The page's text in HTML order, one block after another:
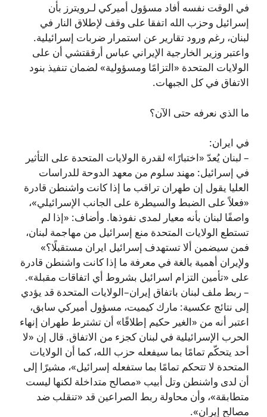
في الوقت نفسه أفاد مسؤول أميركي لـرويترز بأن
إسرائيل وحزب الله اتفقا على وقف لإطلاق النار في
لبنان، رغم ورود تقارير عن استمرار ضربات إسرائيلية.
واعتبر وزير الخارجية الإيراني عباس أرققتشي أن على
الولايات المتحدة «التزامًا ومسؤولية» لضمان تنفيذ بنود
الاتفاق في كل الجبهات.
ما الذي نعرفه حتى الآن؟
في ايران:
– لبنان يُعدّ «اختبارًا» لقدرة الولايات المتحدة على التأثير
في إسرائيل: مهند سلوم من معهد الدوحة للدراسات
العليا يقول إن طهران تراقب ما إذا كانت واشنطن قادرة
«فعلاً على الضبط والسيطرة على الجانب الإسرائيلي»،
واصفًا لبنان بأنه معيار لمدى نفوذها. وأضاف: «إذا لم
تستطع الولايات المتحدة منع إسرائيل من مهاجمة لبنان،
فمن سيضمن ألا تستهدف إسرائيل ايران مستقبلًا؟»
ولإيران أهمية بالغة في معرفة ما إذا كانت واشنطن قادرة
على «تأمين التزام اسرائيل بشروط أي اتفاقات مقبلة».
– ربط ملف لبنان باتفاق إيران–الولايات المتحدة قد يؤدي
إلى نتائج عكسية: مارك كيميت، مسؤول أميركي سابق،
اعتبر أنه من «الغير حكيم إطلاقًا» أن تشترط طهران إنهاء
الحرب الإسرائيلية في لبنان كجزء من الاتفاق. قال إن «لا
أحد يتحكّم تمامًا بما سيفعله حزب الله، كما أن الولايات
المتحدة لا تتحكم تمامًا بما ستفعله إسرائيل»، مشيرًا إلى
أن لدى واشنطن وتل أبيب «مصالح متداخلة لكنها ليست
متطابقة»، وأن محاولة ربط الصراعين قد «تنقلب ضد
مصالح إيران».